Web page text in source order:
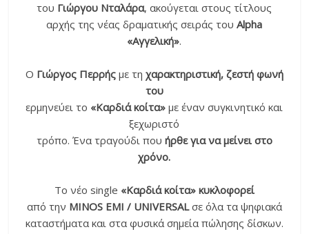
του Γιώργου Νταλάρα, ακούγεται στους τίτλους
αρχής της νέας δραματικής σειράς τουAlpha
«Αγγελική».
Ο Γιώργος Περρήςμε τη χαρακτηριστική, ζεστή φωνή
του
ερμηνεύει το «Καρδιά κοίτα» με έναν συγκινητικό και
ξεχωριστό
τρόπο. Ένα τραγούδι που ήρθε για να μείνει στο
χρόνο.
Το νέο single «Καρδιά κοίτα» κυκλοφορεί
από την MINOS EMI / UNIVERSALσε όλα τα ψηφιακά
καταστήματα και στα φυσικά σημεία πώλησης δίσκων.